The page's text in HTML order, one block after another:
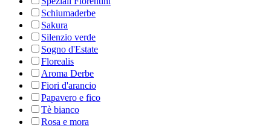
Schiumaderbe
Sakura
Silenzio verde
Sogno d'Estate
Florealis
Aroma Derbe
Fiori d'arancio
Papavero e fico
Tè bianco
Rosa e mora